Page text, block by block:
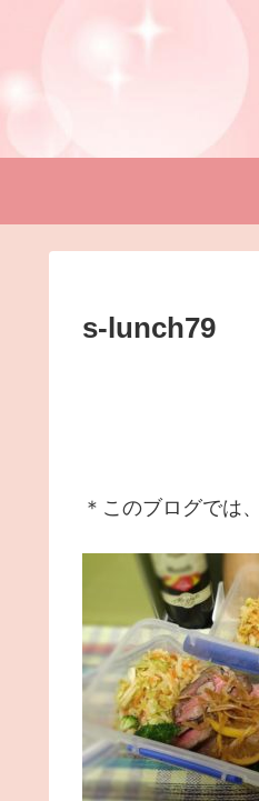
s-lunch79
＊このブログでは